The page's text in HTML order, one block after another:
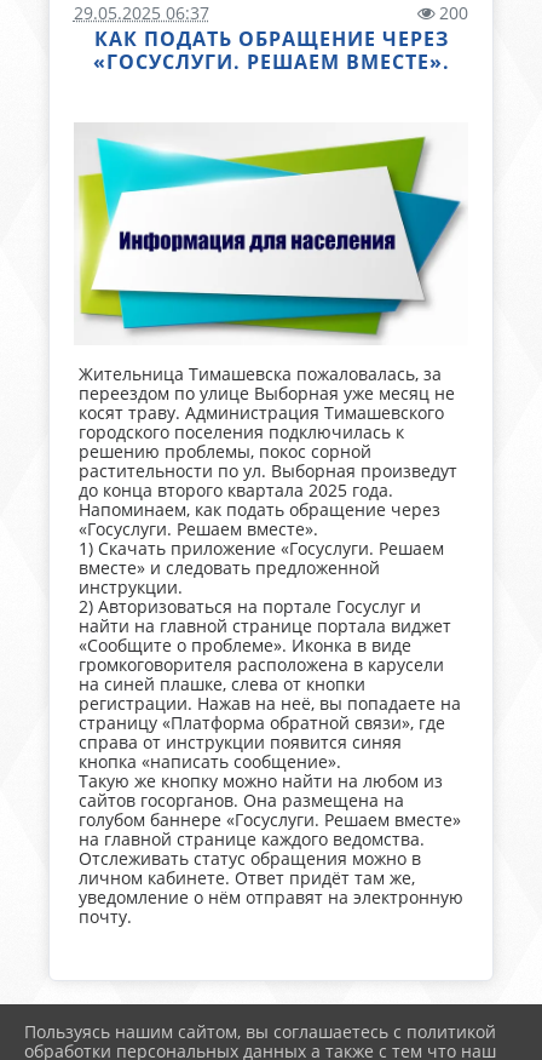
29.05.2025 06:37 200
КАК ПОДАТЬ ОБРАЩЕНИЕ ЧЕРЕЗ
«ГОСУСЛУГИ. РЕШАЕМ ВМЕСТЕ».
Жительница Тимашевска пожаловалась, за
переездом по улице Выборная уже месяц не
косят траву. Администрация Тимашевского
городского поселения подключилась к
решению проблемы, покос сорной
растительности по ул. Выборная произведут
до конца второго квартала 2025 года.
Напоминаем, как подать обращение через
«Госуслуги. Решаем вместе».
1) Скачать приложение «Госуслуги. Решаем
вместе» и следовать предложенной
инструкции.
2) Авторизоваться на портале Госуслуг и
найти на главной странице портала виджет
«Сообщите о проблеме». Иконка в виде
громкоговорителя расположена в карусели
на синей плашке, слева от кнопки
регистрации. Нажав на неё, вы попадаете на
страницу «Платформа обратной связи», где
справа от инструкции появится синяя
кнопка «написать сообщение».
Такую же кнопку можно найти на любом из
сайтов госорганов. Она размещена на
голубом баннере «Госуслуги. Решаем вместе»
на главной странице каждого ведомства.
Отслеживать статус обращения можно в
личном кабинете. Ответ придёт там же,
уведомление о нём отправят на электронную
почту.
2026 г. тимрегион.рф
Пользуясь нашим сайтом, вы соглашаетесь с политикой
обработки персональных данных а также с тем что наш